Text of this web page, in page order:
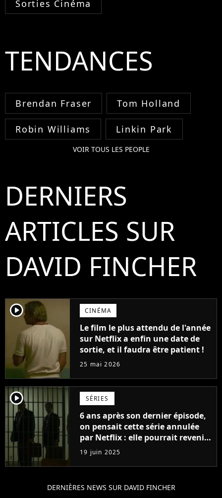
Sorties Cinéma
TENDANCES
Brendan Fraser Tom Holland
Robin Williams Linkin Park
VOIR TOUS LES PEOPLE
DERNIERS
ARTICLES SUR
DAVID FINCHER
player2 CINÉMA
Le film le plus attendu de l'année
sur Netflix a enfin une date de
sortie, et il faudra être patient !
25 mai 2026
player2 SÉRIES
6 ans après son dernier épisode,
on pensait cette série annulée
par Netflix : elle pourrait revenir
avec un film
19 juin 2025
DERNIÈRES NEWS SUR DAVID FINCHER